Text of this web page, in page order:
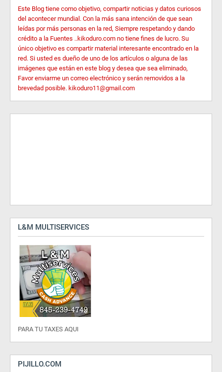
Este Blog tiene como objetivo, compartir noticias y datos curiosos
del acontecer mundial. Con la más sana intención de que sean
leídas por más personas en la red, Siempre respetando y dando
crédito a la Fuentes ..kikoduro.com no tiene fines de lucro. Su
único objetivo es compartir material interesante encontrado en la
red. Si usted es dueño de uno de los artículos o alguna de las
imágenes que están en este blog y desea que sea eliminado,
Favor enviarme un correo electrónico y serán removidos a la
brevedad posible. kikoduro11@gmail.com
L&M MULTISERVICES
PARA TU TAXES AQUI
PIJILLO.COM